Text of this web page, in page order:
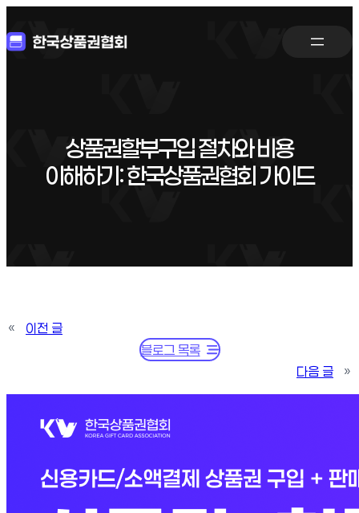
상품권할부구입 절차와 비용
이해하기: 한국상품권협회 가이드
«
이전 글
블로그 목록
다음 글
»